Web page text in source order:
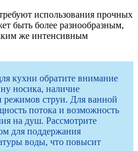
использования прочных
быть более разнообразным,
же интенсивным
кухни обратите внимание
носика, наличие
струи. Для ванной
потока и возможность
на душ. Рассмотрите
для поддержания
воды, что повысит